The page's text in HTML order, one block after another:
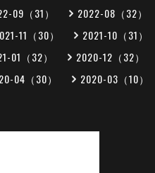
09（31） 2022-08（32）
11（30） 2021-10（31）
01（32） 2020-12（32）
04（30） 2020-03（10）